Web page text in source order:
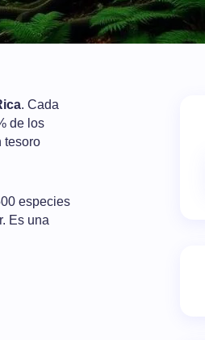
. Cada
de los
tesoro
especies
Es una